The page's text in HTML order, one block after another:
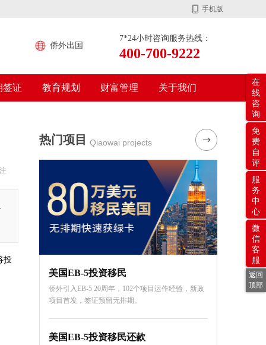
手机版
侨外出国
7*24小时咨询服务热线：
400-700-9222
签证 教育规划 财富管理 关于我们
投
热门项目 Qiaowai projects
美国EB-5投资移民
侨外引入EB-5 20周年，102个项目运作经验，新政
项目首发，签证预留无排期。
美国EB-5投资移民还款
在
线
咨
询
免
费
自
评
服
务
中
心
微
信
客
服
返回
顶部